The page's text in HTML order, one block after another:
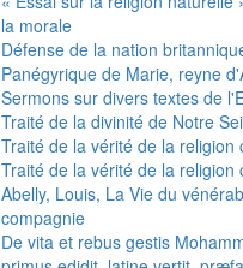
la morale
Défense de la nation
Panégyrique de Marie, reyne
Sermons sur divers textes de
Traité de la divinité de Notre
Traité de la vérité de la religion
Traité de la vérité de la religion
Abelly, Louis, La Vie du
compagnie
De vita et rebus gestis